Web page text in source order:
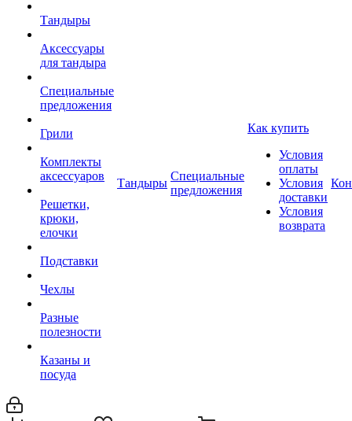
Тандыры
Аксессуары
для тандыра
Специальные
предложения
Грили
Комплекты
аксессуаров
Решетки,
крюки,
елочки
Подставки
Чехлы
Разные
полезности
Казаны и
посуда
Тандыры
Специальные
предложения
Как купить
Условия
оплаты
Условия
доставки
Условия
возврата